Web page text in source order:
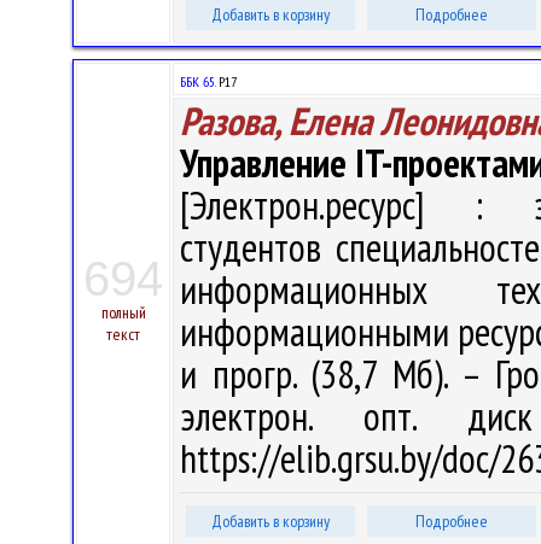
Добавить в корзину Подробнее
694
полный
текст
ББК 65.Р17
Разова, Елена
Управление IT-
[Электрон.ресурс] :
студентов
информационных
информационными
и прогр. (38,7 Мб). –
электрон. опт.
https://elib.grsu.by/doc/
Добавить в корзину Подробнее